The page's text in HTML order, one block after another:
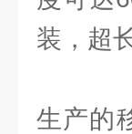
装，超
6
生产的